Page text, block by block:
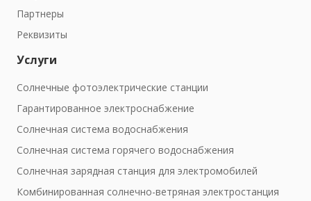
Партнеры
Реквизиты
Услуги
Солнечные фотоэлектрические станции
Гарантированное электроснабжение
Солнечная система водоснабжения
Солнечная система горячего водоснабжения
Солнечная зарядная станция для электромобилей
Комбинированная солнечно-ветряная электростанция